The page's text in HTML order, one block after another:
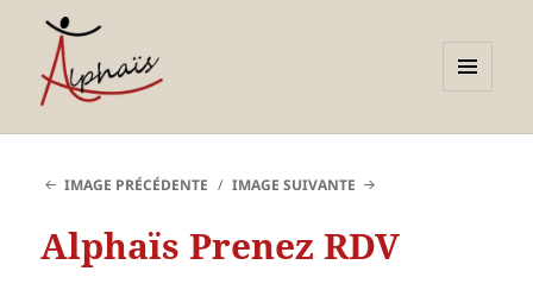
compétences et
orientations adultes et
jeunes
WIDGETS
IMAGE PRÉCÉDENTE IMAGE SUIVANTE
Alphaïs Prenez RDV